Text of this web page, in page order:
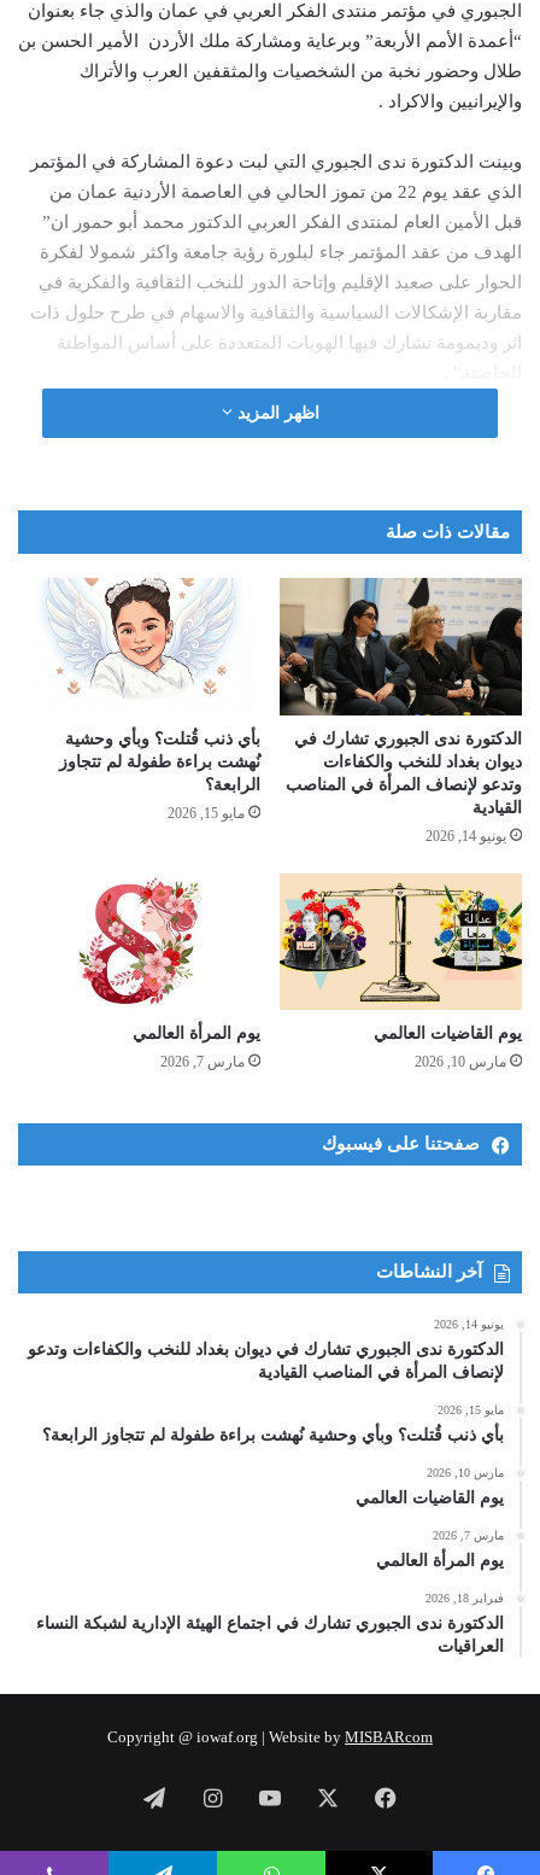
الجبوري في مؤتمر منتدى الفكر العربي في عمان والذي جاء بعنوان
“أعمدة الأمم الأربعة” وبرعاية ومشاركة ملك الأردن الأمير الحسن بن
طلال وحضور نخبة من الشخصيات والمثقفين العرب والأتراك
والإيرانيين والاكراد .
وبينت الدكتورة ندى الجبوري التي لبت دعوة المشاركة في المؤتمر
الذي عقد يوم 22 من تموز الحالي في العاصمة الأردنية عمان من
قبل الأمين العام لمنتدى الفكر العربي الدكتور محمد أبو حمور ان”
الهدف من عقد المؤتمر جاء لبلورة رؤية جامعة واكثر شمولا لفكرة
الحوار على صعيد الإقليم وإتاحة الدور للنخب الثقافية والفكرية في
مقاربة الإشكالات السياسية والثقافية والاسهام في طرح حلول ذات
اثر وديمومة تشارك فيها الهويات المتعددة على أساس المواطنة
وأشارت الدكتورة ندى الجبوري الى ان” المشاركون في المؤتمر
ضرورة مد الجسور بين فريق العمل ومنظمات المجتمع المدني
المعنية بالحوار وأصحاب القرار والجامعات ومراكز الأبحاث
والدراسات وتشجيعها على اطلاق منصة تعريفية بهدف تجسير الفجوة
من جهة وبين المفكر والمثقف والاكاديمي وبين الإدارات الحاكمة
وسلطتها من جهة أخرى، مع ضرورة تعزيز التكامل والتفاعل
والتواصل والمشاركة في اطار خطط التنمية والتعاون، مشددين على
ضرورة الاهتمام بالشباب لانهم يشكلون الغالبية السكانية من
مجتمعات الأربعة وضرورة اعدادهم للمستقبل وتهيئة الاجوار المناسبة
للحوار والشراكة بينهن”.
اظهر المزيد
مقالات ذات صلة
الدكتورة ندى الجبوري تشارك في
ديوان بغداد للنخب والكفاءات
وتدعو لإنصاف المرأة في المناصب
القيادية
يونيو 14, 2026
بأي ذنب قُتلت؟ وبأي وحشية
نُهشت براءة طفولة لم تتجاوز
الرابعة؟
مايو 15, 2026
يوم القاضيات العالمي
مارس 10, 2026
يوم المرأة العالمي
مارس 7, 2026
صفحتنا على فيسبوك
آخر النشاطات
يونيو 14, 2026
الدكتورة ندى الجبوري تشارك في ديوان بغداد للنخب والكفاءات وتدعو
لإنصاف المرأة في المناصب القيادية
مايو 15, 2026
بأي ذنب قُتلت؟ وبأي وحشية نُهشت براءة طفولة لم تتجاوز الرابعة؟
مارس 10, 2026
يوم القاضيات العالمي
مارس 7, 2026
يوم المرأة العالمي
فبراير 18, 2026
الدكتورة ندى الجبوري تشارك في اجتماع الهيئة الإدارية لشبكة النساء
العراقيات
Copyright @ iowaf.org | Website by MISBARcom
فيسبوك ‫YouTubeانستقرامتيلقرام